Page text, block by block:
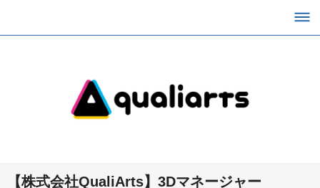
【株式会社QualiArts】3Dマネージャー